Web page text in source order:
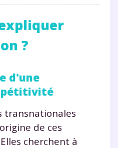
?
d'une
transnationales
de ces
cherchent à